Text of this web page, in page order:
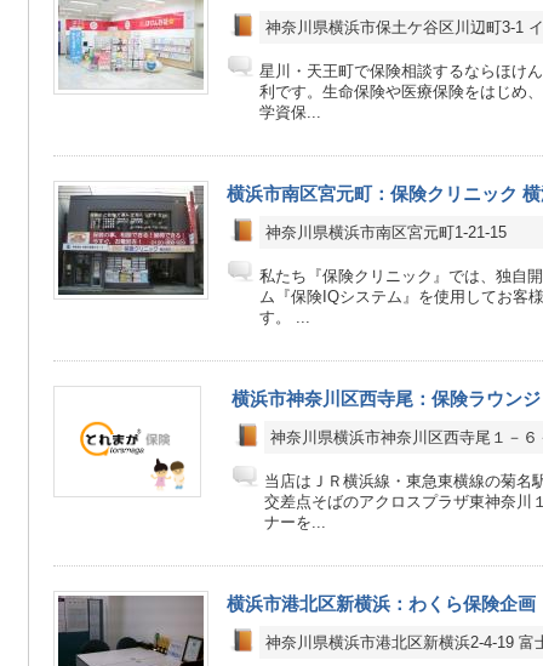
神奈川県横浜市保土ケ谷区川辺町3-1
星川・天王町で保険相談するならほけ
利です。生命保険や医療保険をはじめ
学資保...
横浜市南区宮元町：保険クリニック
神奈川県横浜市南区宮元町1-21-15
私たち『保険クリニック』では、独自
ム『保険IQシステム』を使用してお客
す。 ...
横浜市神奈川区西寺尾：保険ラウン
神奈川県横浜市神奈川区西寺尾１－
当店はＪＲ横浜線・東急東横線の菊名
交差点そばのアクロスプラザ東神奈川
ナーを...
横浜市港北区新横浜：わくら保険企画
神奈川県横浜市港北区新横浜2-4-19 富